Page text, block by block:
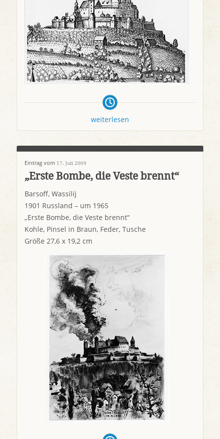
weiterlesen
Eintrag vom 17. Juli 2009
„Erste Bombe, die Veste brennt“
Barsoff, Wassilij
1901 Russland – um 1965
„Erste Bombe, die Veste brennt“
Kohle, Pinsel in Braun, Feder, Tusche
Größe 27,6 x 19,2 cm